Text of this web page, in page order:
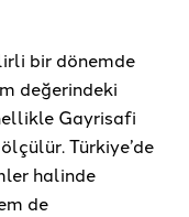
bir dönemde
değerindeki
Gayrisafi
Türkiye’de
halinde
de